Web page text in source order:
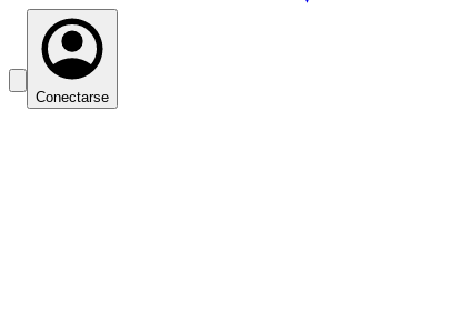
Conectarse